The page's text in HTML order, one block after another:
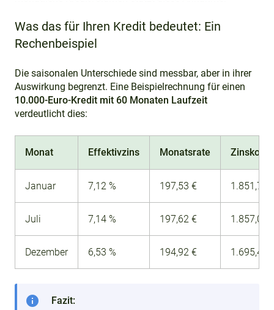
Was das für Ihren Kredit bedeutet: Ein
Rechenbeispiel
Die saisonalen Unterschiede sind messbar, aber in ihrer
Auswirkung begrenzt. Eine Beispielrechnung für einen
10.000-Euro-Kredit mit 60 Monaten Laufzeit
verdeutlicht dies:
Monat Effektivzins Monatsrate
Januar 7,12 % 197,53 € 1.851,78
Juli 7,14 % 197,62 € 1.857,09
Dezember 6,53 % 194,92 € 1.695,43
info Fazit: